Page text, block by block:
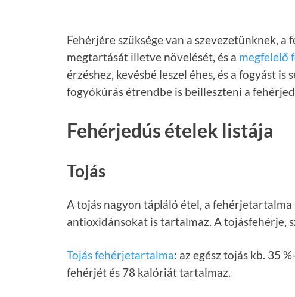
Fehérjére szüksége van a szevezetünknek,
megtartását illetve növelését, és a megfelelő
érzéshez, kevésbé leszel éhes, és a fogyást
fogyókúrás étrendbe is beilleszteni a
Fehérjedús ételek listája
Tojás
A tojás nagyon tápláló étel, a
antioxidánsokat is tartalmaz. A tojásfehérje,
Tojás fehérjetartalma: az egész tojás kb. 35
fehérjét és 78 kalóriát tartalmaz.